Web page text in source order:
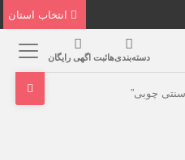
دسته‌بندی‌هاثبت اگهی رایگان
چوبی”